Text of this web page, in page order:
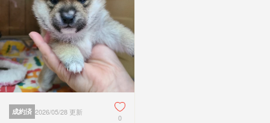
成約済 2026/05/28 更新
0